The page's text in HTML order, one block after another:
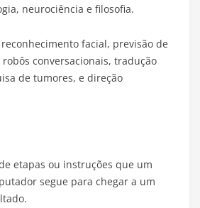
neurociência e filosofia.
facial, previsão de
conversacionais, tradução
de tumores, e direção
etapas ou instruções que um
segue para chegar a um